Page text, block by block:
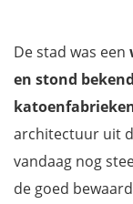
De stad was een
en stond
architectuur uit
vandaag nog
de goed